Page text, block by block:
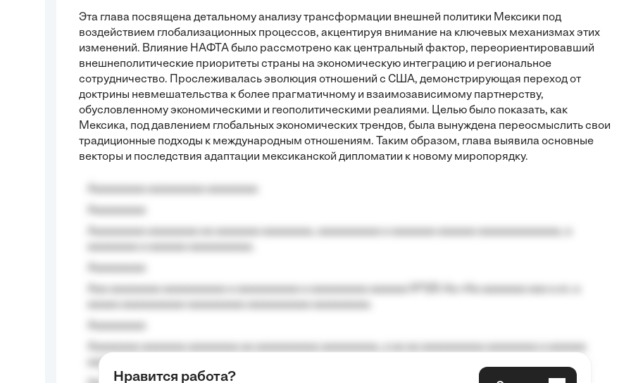
Эта глава посвящена детальному анализу трансформации внешней политики Мексики под
воздействием глобализационных процессов, акцентируя внимание на ключевых механизмах этих
изменений. Влияние НАФТА было рассмотрено как центральный фактор, переориентировавший
внешнеполитические приоритеты страны на экономическую интеграцию и региональное
сотрудничество. Прослеживалась эволюция отношений с США, демонстрирующая переход от
доктрины невмешательства к более прагматичному и взаимозависимому партнерству,
обусловленному экономическими и геополитическими реалиями. Целью было показать, как
Мексика, под давлением глобальных экономических трендов, была вынуждена переосмыслить свои
традиционные подходы к международным отношениям. Таким образом, глава выявила основные
векторы и последствия адаптации мексиканской дипломатии к новому миропорядку.
aaaa aaaa.
Нравится работа?